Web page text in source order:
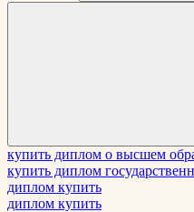
купить диплом о высшем
купить диплом
диплом купить
диплом купить